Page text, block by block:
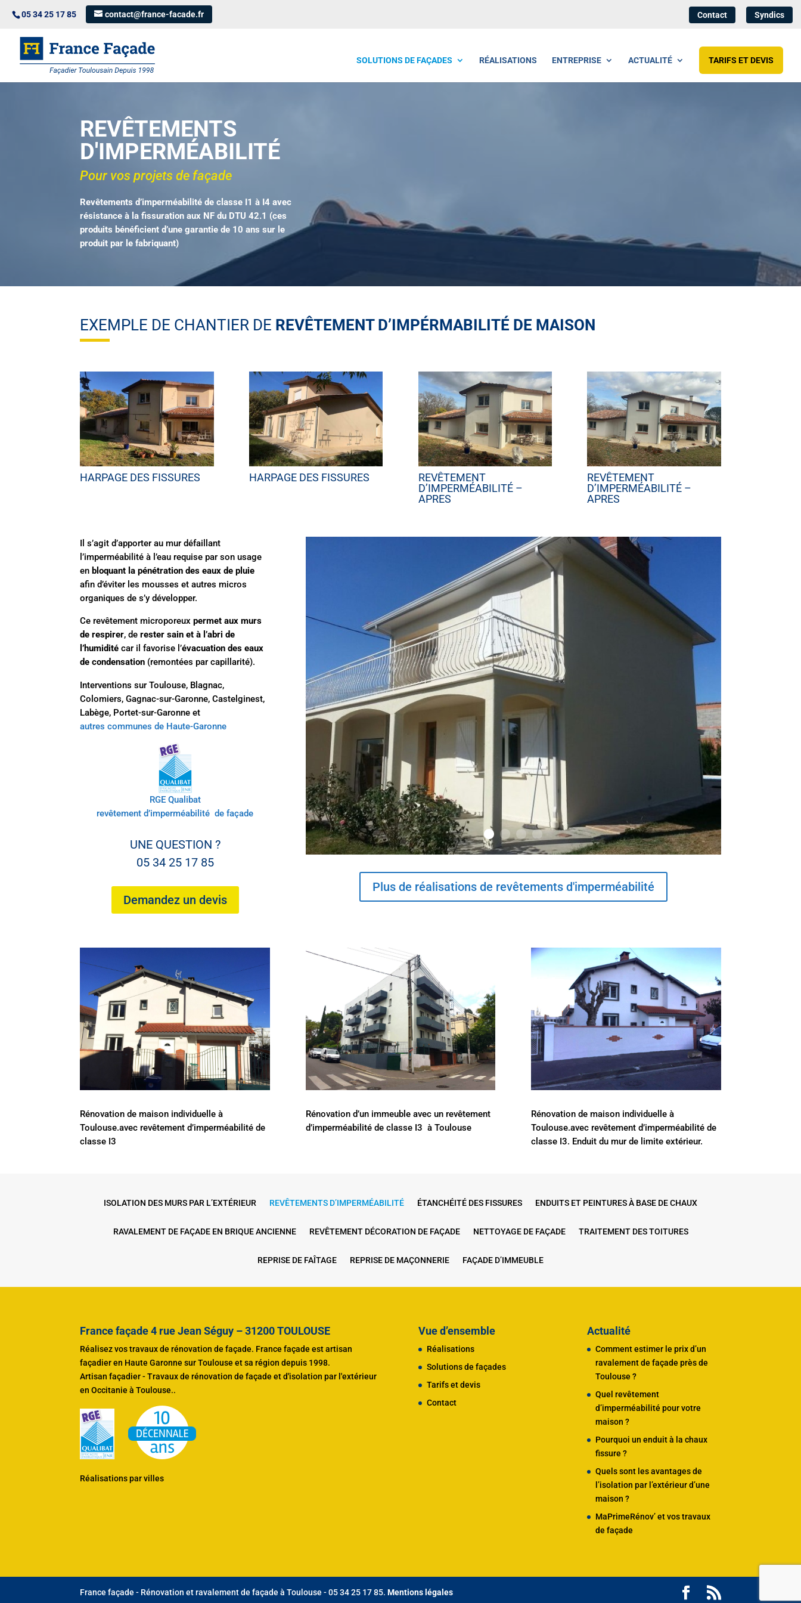
05 34 25 17 85 contact@france-facade.fr Contact Syndics
SOLUTIONS DE FAÇADES RÉALISATIONS ENTREPRISE ACTUALITÉ TARIFS ET DEVIS
REVÊTEMENTS
D'IMPERMÉABILITÉ
Pour vos projets de façade
Revêtements d’imperméabilité de classe I1 à I4 avec
résistance à la fissuration aux NF du DTU 42.1 (ces
produits bénéficient d’une garantie de 10 ans sur le
produit par le fabriquant)
EXEMPLE DE CHANTIER DE REVÊTEMENT D’IMPÉRMABILITÉ DE MAISON
HARPAGE DES FISSURES HARPAGE DES FISSURES
REVÊTEMENT
D’IMPERMÉABILITÉ –
APRES
REVÊTEMENT
D’IMPERMÉABILITÉ –
APRES
Il s’agit d’apporter au mur défaillant
l’imperméabilité à l’eau requise par son usage
en bloquant la pénétration des eaux de pluie
afin d’éviter les mousses et autres micros
organiques de s’y développer.
Ce revêtement microporeuxpermet aux murs
de respirer, derester sain et à l’abri de
l’humidité car il favorise l’évacuation des eaux
de condensation (remontées par capillarité).
Interventions sur Toulouse, Blagnac,
Colomiers, Gagnac-sur-Garonne, Castelginest,
Labège, Portet-sur-Garonne et
autres communes de Haute-Garonne
RGE Qualibat
revêtement d’imperméabilité de façade
UNE QUESTION ?
05 34 25 17 85
Demandez un devis
Plus de réalisations de revêtements d'imperméabilité
Rénovation de maison individuelle à
Toulouse.avec revêtement d’imperméabilité de
classe I3
Rénovation d’un immeuble avec un revêtement
d’imperméabilité de classe I3 à Toulouse
Rénovation de maison individuelle à
Toulouse.avec revêtement d’imperméabilité de
classe I3. Enduit du mur de limite extérieur.
ISOLATION DES MURS PAR L’EXTÉRIEUR REVÊTEMENTS D’IMPERMÉABILITÉ ÉTANCHÉITÉ DES FISSURES ENDUITS ET PEINTURES À BASE DE CHAUX
RAVALEMENT DE FAÇADE EN BRIQUE ANCIENNE REVÊTEMENT DÉCORATION DE FAÇADE NETTOYAGE DE FAÇADE TRAITEMENT DES TOITURES
REPRISE DE FAÎTAGE REPRISE DE MAÇONNERIE FAÇADE D’IMMEUBLE
France façade 4 rue Jean Séguy – 31200 TOULOUSE
Réalisez vos travaux de rénovation de façade. France façade est artisan
façadier en Haute Garonne sur Toulouse et sa région depuis 1998.
Artisan façadier - Travaux de rénovation de façade et d'isolation par l'extérieur
en Occitanie à Toulouse..
Réalisations par villes
Vue d’ensemble
Réalisations
Solutions de façades
Tarifs et devis
Contact
Actualité
Comment estimer le prix d’un
ravalement de façade près de
Toulouse ?
Quel revêtement
d’imperméabilité pour votre
maison ?
Pourquoi un enduit à la chaux
fissure ?
Quels sont les avantages de
l’isolation par l’extérieur d’une
maison ?
MaPrimeRénov’ et vos travaux
de façade
France façade - Rénovation et ravalement de façade à Toulouse - 05 34 25 17 85.Mentions légales